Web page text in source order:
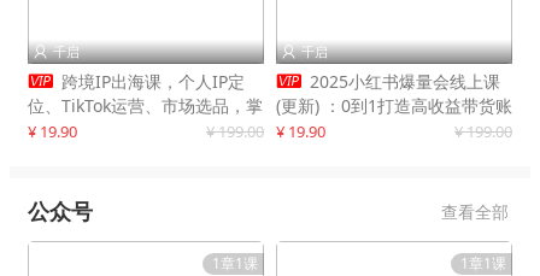
 千启
 跨境IP出海课，个人IP定
位、TikTok运营、市场选品，掌
握核心闭环，实现月入1万美金
¥ 19.90 ¥ 199.00
 千启
 2025小红书爆量会线上课
(更新) ：0到1打造高收益带货账
号，靠小红书带货年入100w？
¥ 19.90 ¥ 199.00
公众号 查看全部
1章1课 1章1课